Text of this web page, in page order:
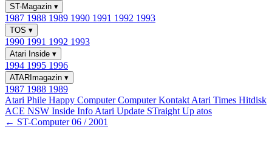
ST-Magazin ▾
1987 1988 1989 1990 1991 1992 1993
TOS ▾
1990 1991 1992 1993
Atari Inside ▾
1994 1995 1996
ATARImagazin ▾
1987 1988 1989
Atari Phile Happy ComputerComputer Kontakt Atari Times Hitdisk
ACE NSW Inside Info Atari Update STraight Up atos
← ST-Computer 06 / 2001